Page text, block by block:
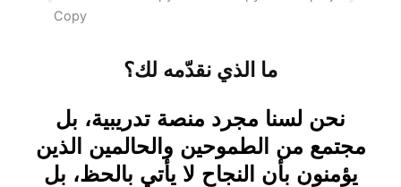
ما الذي نقدّمه لك؟
نحن لسنا مجرد منصة تدريبية، بل
مجتمع من الطموحين والحالمين الذين
يؤمنون بأن النجاح لا يأتي بالحظ، بل